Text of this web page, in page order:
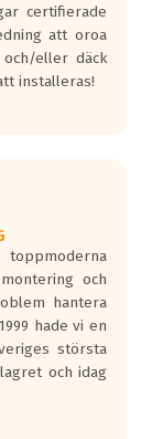
certifierade
att oroa
eller däck
installeras!
toppmoderna
och
hantera
hade vi en
största
och idag